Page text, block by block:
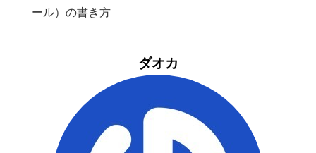
ール）の書き方
ダオカ